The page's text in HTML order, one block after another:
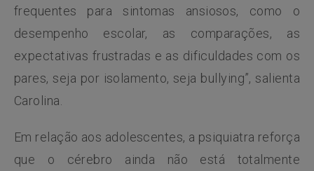
frequentes para sintomas ansiosos, como o
desempenho escolar, as comparações, as
expectativas frustradas e as dificuldades com os
pares, seja por isolamento, seja bullying”, salienta
Carolina.
Em relação aos adolescentes, a psiquiatra reforça
que o cérebro ainda não está totalmente